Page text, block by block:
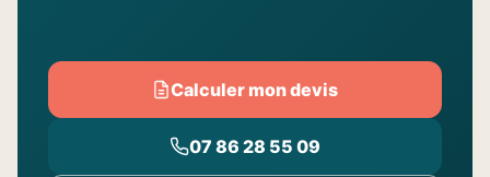
Calculer mon devis
07 86 28 55 09